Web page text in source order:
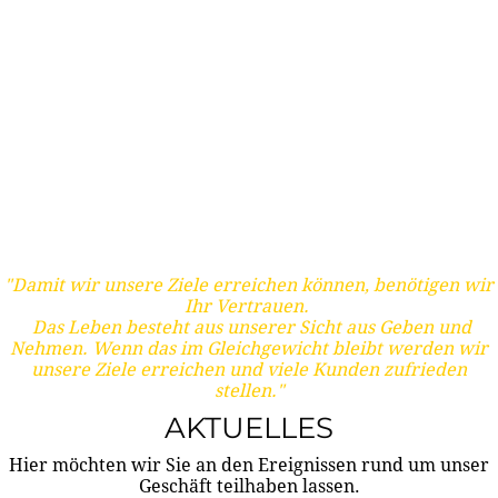
"Damit wir unsere Ziele erreichen können, benötigen wir
Ihr Vertrauen.
Das Leben besteht aus unserer Sicht aus Geben und
Nehmen. Wenn das im Gleichgewicht bleibt werden wir
unsere Ziele erreichen und viele Kunden zufrieden
stellen."
AKTUELLES
Hier möchten wir Sie an den Ereignissen rund um unser
Geschäft teilhaben lassen.